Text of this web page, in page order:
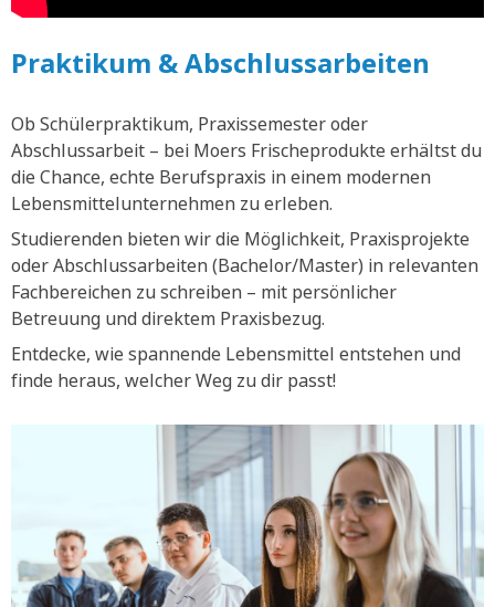
Praktikum & Abschlussarbeiten
Ob Schülerpraktikum, Praxissemester oder
Abschlussarbeit – bei Moers Frischeprodukte erhältst du
die Chance, echte Berufspraxis in einem modernen
Lebensmittelunternehmen zu erleben.
Studierenden bieten wir die Möglichkeit, Praxisprojekte
oder Abschlussarbeiten (Bachelor/Master) in relevanten
Fachbereichen zu schreiben – mit persönlicher
Betreuung und direktem Praxisbezug.
Entdecke, wie spannende Lebensmittel entstehen und
finde heraus, welcher Weg zu dir passt!